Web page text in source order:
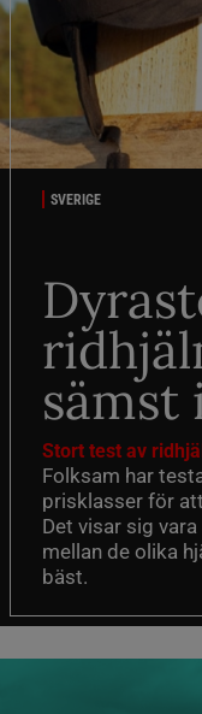
SVERIGE
sämst
Stort test av
Folksam har
prisklasser för
Det visar sig
mellan de olika
bäst.